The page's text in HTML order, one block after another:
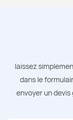
laissez
dans le
envoyer un